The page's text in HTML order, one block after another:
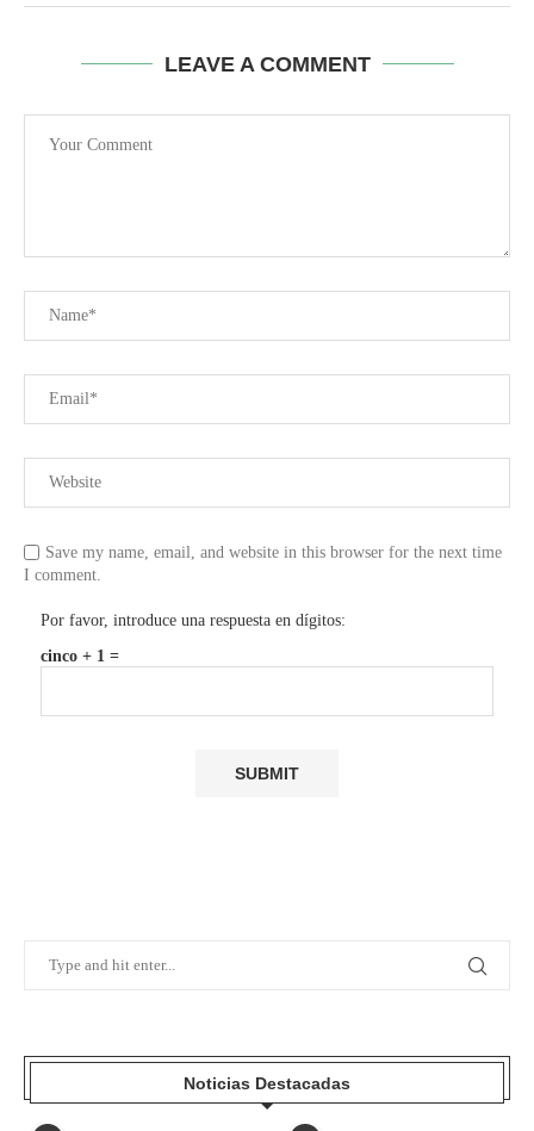
LEAVE A COMMENT
Save my name, email, and website in this browser for the next time
I comment.
Por favor, introduce una respuesta en dígitos:
cinco + 1 =
Noticias Destacadas